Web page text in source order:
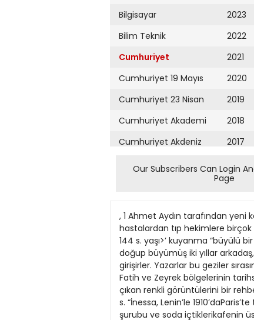
Bilgisayar
Bilim Teknik
Cumhuriyet
Cumhuriyet 19 Mayıs
Cumhuriyet 23 Nisan
Cumhuriyet Akademi
Cumhuriyet Akdeniz
Cumhuriyet Alışveriş
Cumhuriyet Ankara
Cumhuriyet Büyük
Taaruz
Cumhuriyet
Cumartesi
Cumhuriyet Çevre
2023
2022
2021
2020
2019
2018
2017
2016
2015
2013
2012
2011
2010
2009
Our Subscribers Can Login
Page
, 1 Ahmet Aydın tarafından yeni
hastalardan tıp hekimlere birçok
144 s. yaşı>’ kuyanma “büyülü
doğup büyümüş iki yıllar
girişirler. Yazarlar bu geziler
Fatih ve Zeyrek bölgelerinin
çıkan renkli görüntülerini bir
s. “İnessa, Lenin’le
şurubu ve soda içtiklerikafenin